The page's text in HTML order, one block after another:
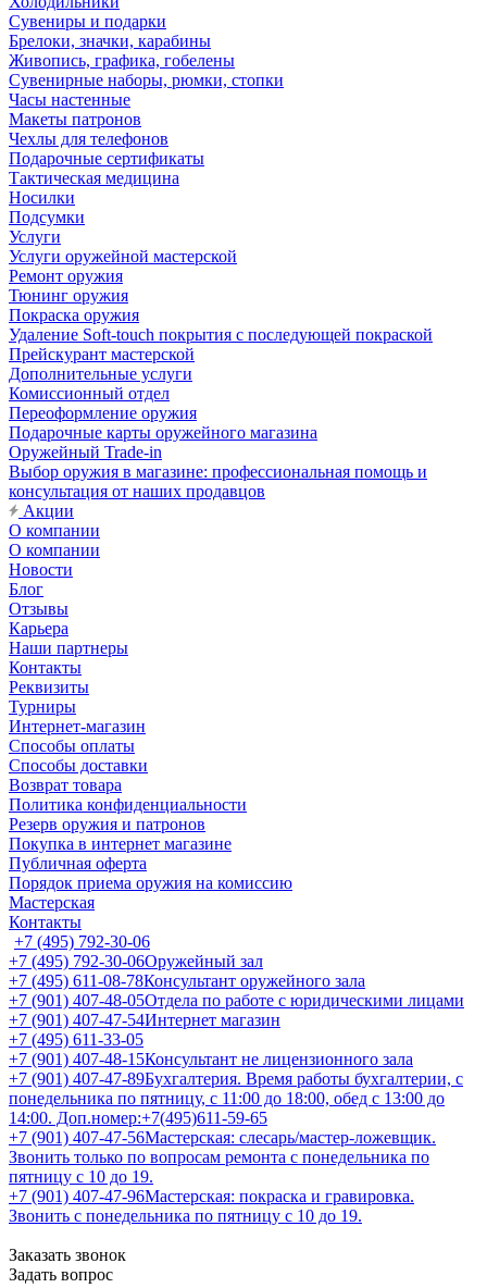
Сувениры и подарки
Брелоки, значки, карабины
Живопись, графика, гобелены
Сувенирные наборы, рюмки, стопки
Часы настенные
Макеты патронов
Чехлы для телефонов
Подарочные сертификаты
Тактическая медицина
Носилки
Подсумки
Услуги
Услуги оружейной мастерской
Ремонт оружия
Тюнинг оружия
Покраска оружия
Удаление Soft-touch покрытия с последующей покраской
Прейскурант мастерской
Дополнительные услуги
Комиссионный отдел
Переоформление оружия
Подарочные карты оружейного магазина
Оружейный Trade-in
Выбор оружия в магазине: профессиональная помощь и
консультация от наших продавцов
Акции
О компании
О компании
Новости
Блог
Отзывы
Карьера
Наши партнеры
Контакты
Реквизиты
Турниры
Интернет-магазин
Способы оплаты
Способы доставки
Возврат товара
Политика конфиденциальности
Резерв оружия и патронов
Покупка в интернет магазине
Публичная оферта
Порядок приема оружия на комиссию
Мастерская
Контакты
+7 (495) 792-30-06
+7 (495) 792-30-06Оружейный зал
+7 (495) 611-08-78Консультант оружейного зала
+7 (901) 407-48-05Отдела по работе с юридическими лицами
+7 (901) 407-47-54Интернет магазин
+7 (495) 611-33-05
+7 (901) 407-48-15Консультант не лицензионного зала
+7 (901) 407-47-89Бухгалтерия. Время работы бухгалтерии, с
понедельника по пятницу, с 11:00 до 18:00, обед с 13:00 до
14:00. Доп.номер:+7(495)611-59-65
+7 (901) 407-47-56Мастерская: слесарь/мастер-ложевщик.
Звонить только по вопросам ремонта с понедельника по
пятницу с 10 до 19.
+7 (901) 407-47-96Мастерская: покраска и гравировка.
Звонить с понедельника по пятницу с 10 до 19.
Заказать звонок
Задать вопрос